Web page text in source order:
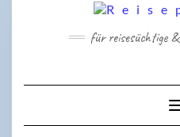
für reisesüchtige